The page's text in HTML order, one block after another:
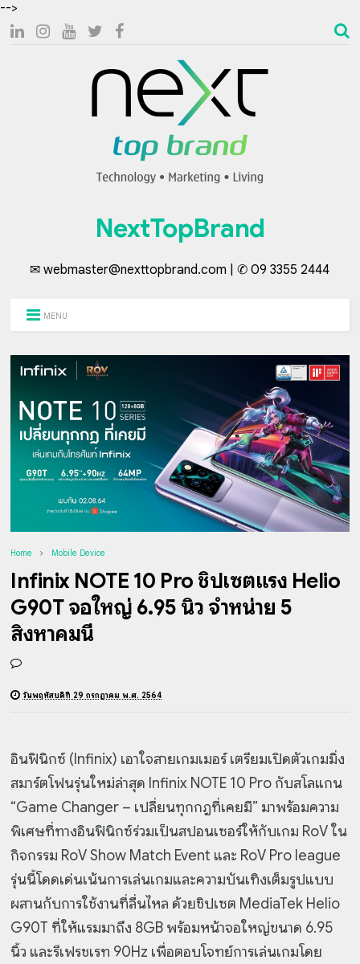
-->
NextTopBrand
✉ webmaster@nexttopbrand.com | ✆ 09 3355 2444
MENU
Home Mobile Device
Infinix NOTE 10 Pro ชิปเซตแรง Helio
G90T จอใหญ่ 6.95 นิ้ว จำหน่าย 5
สิงหาคมนี้
วันพฤหัสบดีที่ 29 กรกฎาคม พ.ศ. 2564
อินฟินิกซ์ (Infinix) เอาใจสายเกมเมอร์ เตรียมเปิดตัวเกมมิ่ง
สมาร์ตโฟนรุ่นใหม่ล่าสุด Infinix NOTE 10 Pro กับสโลแกน
“Game Changer – เปลี่ยนทุกกฎที่เคยมี” มาพร้อมความ
พิเศษที่ทางอินฟินิกซ์ร่วมเป็นสปอนเซอร์ให้กับเกม RoV ใน
กิจกรรม RoV Show Match Event และ RoV Pro league
รุ่นนี้โดดเด่นเน้นการเล่นเกมและความบันเทิงเต็มรูปแบบ
ผสานกับการใช้งานที่ลื่นไหล ด้วยชิปเซต MediaTek Helio
G90T ที่ให้แรมมาถึง 8GB พร้อมหน้าจอใหญ่ขนาด 6.95
นิ้ว และรีเฟรชเรท 90Hz เพื่อตอบโจทย์การเล่นเกมโดย